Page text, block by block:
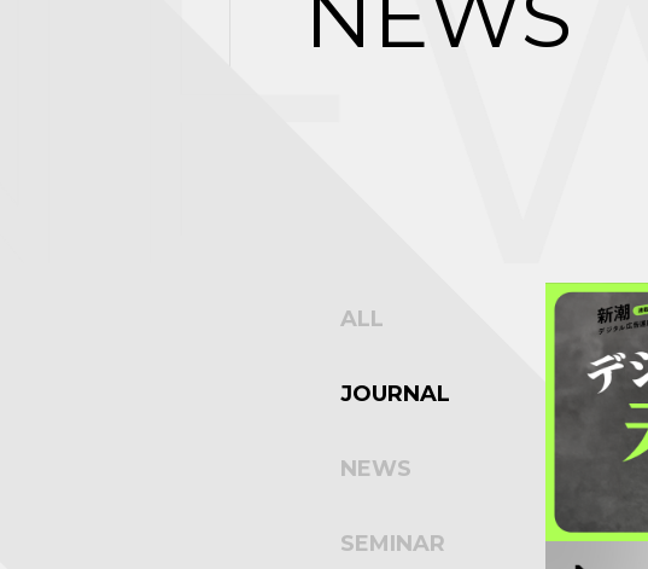
ALL
JOURNAL
NEWS
SEMINAR